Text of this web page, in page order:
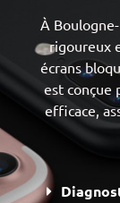
À
rigoureux
écrans
est conçue
efficace,